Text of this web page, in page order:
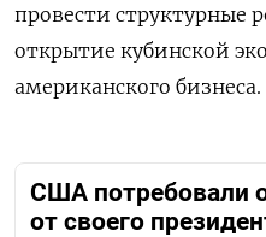
провести структурные
открытие кубинской
американского бизнеса.
США потребовали
от своего